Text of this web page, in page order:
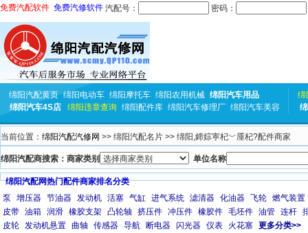
免费汽配软件 免费汽修软件 汽配号： 密码：
绵阳汽配黄页 绵阳电动车 绵阳摩托车 绵阳农用机械 绵阳汽车用品
绵阳汽车4S店
绵阳违章查询 绵阳配件库 绵阳汽车修理厂 绵阳汽车美容
绵
当前位置： 绵阳汽配汽修网 >> 绵阳汽配名片 >> 绵阳,鍗婃寕杞﹀厜杞?配件商家
绵阳汽配商搜索：商家类别 单位名称
绵阳汽配网热门配件商家排名分类
泵
增压器 节油器 发动机 活塞 气缸 进气系统 滤清器 化油器 飞轮 燃气装置
皮带 油箱 润滑 橡胶支架 凸轮轴 挤压件 冲压件 橡胶件 毛坯件 油管 连杆
皮轮 发动机悬置 曲轴 传感器 导航 断电器 闪光器 仪表 火花塞 更多分类>>